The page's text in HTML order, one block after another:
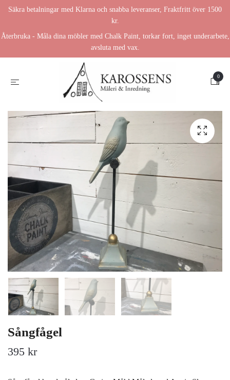
Säkra betalningar med Klarna och snabba leveranser, Fraktfritt över 1500
kr.
Återbruka - Måla dina möbler med Chalk Paint, torkar fort, inget underarbete,
avsluta med vax.
0
Sångfågel
395 kr